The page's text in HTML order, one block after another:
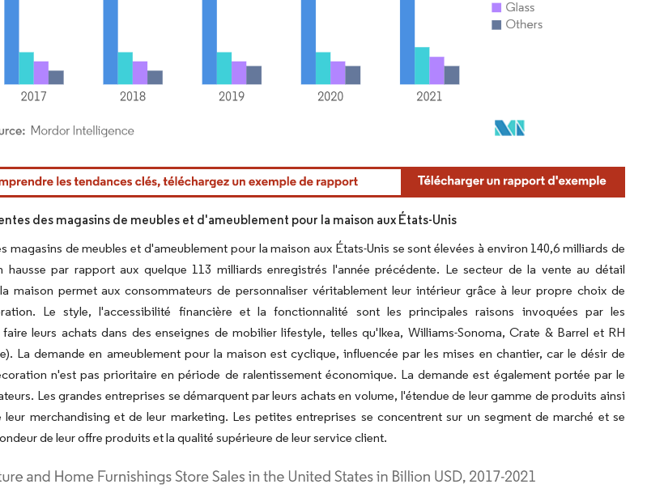
La réutilisation nécessite une attribution sous CC BY 4.0.
des magasins de meubles et d'ameublement pour la maison aux États-Unis
magasins de meubles et d'ameublement pour la maison aux États-Unis se sont élevées à environ 140,6 milliards de
hausse par rapport aux quelque 113 milliards enregistrés l'année précédente. Le secteur de la vente au détail
maison permet aux consommateurs de personnaliser véritablement leur intérieur grâce à leur propre choix de
Le style, l'accessibilité financière et la fonctionnalité sont les principales raisons invoquées par les
leurs achats dans des enseignes de mobilier lifestyle, telles qu'Ikea, Williams-Sonoma, Crate & Barrel et RH
La demande en ameublement pour la maison est cyclique, influencée par les mises en chantier, car le désir de
n'est pas prioritaire en période de ralentissement économique. La demande est également portée par le
Les grandes entreprises se démarquent par leurs achats en volume, l'étendue de leur gamme de produits ainsi
merchandising et de leur marketing. Les petites entreprises se concentrent sur un segment de marché et se
de leur offre produits et la qualité supérieure de leur service client.